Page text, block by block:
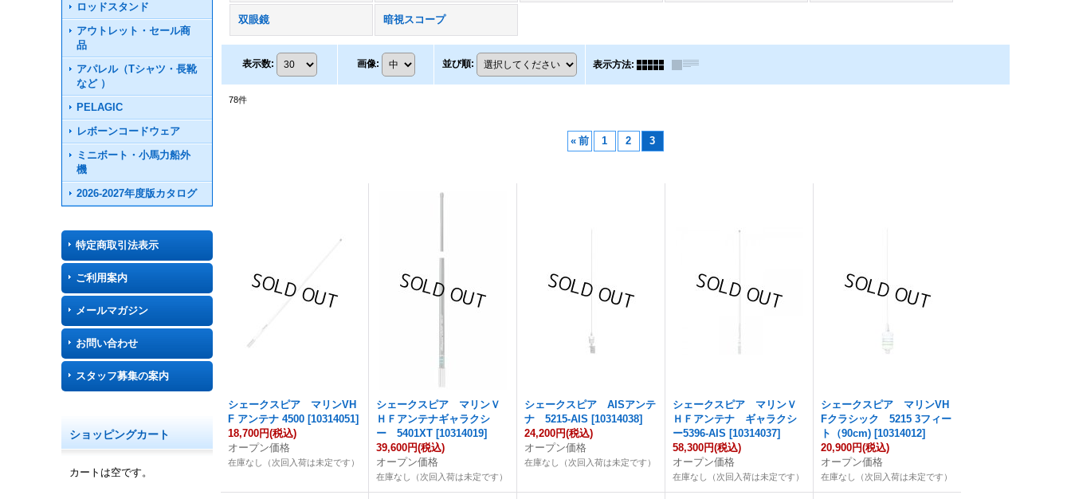
ロッドスタンド
アウトレット・セール商
品
アパレル（Tシャツ・長靴
など ）
PELAGIC
レボーンコードウェア
ミニボート・小馬力船外
機
2026-2027年度版カタログ
特定商取引法表示
ご利用案内
メールマガジン
お問い合わせ
スタッフ募集の案内
ショッピングカート
カートは空です。
双眼鏡 暗視スコープ
表示数: 画像: 並び順: 表示方法:
78件
« 前 1 2 3
シェークスピア マリンVH
F アンテナ 4500 [10314051]
18,700円(税込)
オープン価格
在庫なし（次回入荷は未定です）
シェークスピア マリンＶ
ＨＦアンテナギャラクシ
ー 5401XT [10314019]
39,600円(税込)
オープン価格
在庫なし（次回入荷は未定です）
シェークスピア AISアンテ
ナ 5215-AIS [10314038]
24,200円(税込)
オープン価格
在庫なし（次回入荷は未定です）
シェークスピア マリンＶ
ＨＦアンテナ ギャラクシ
ー5396-AIS [10314037]
58,300円(税込)
オープン価格
在庫なし（次回入荷は未定です）
シェークスピア マリンVH
Fクラシック 5215 3フィー
ト（90cm) [10314012]
20,900円(税込)
オープン価格
在庫なし（次回入荷は未定です）